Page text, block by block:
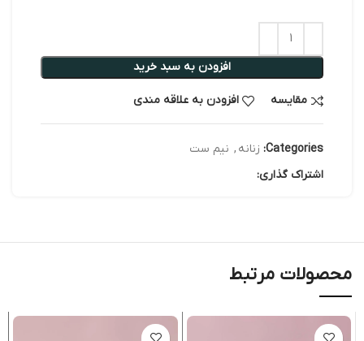
افزودن به سبد خرید
مقایسه افزودن به علاقه مندی
Categories: زنانه , نیم ست
اشتراک گذاری:
محصولات مرتبط